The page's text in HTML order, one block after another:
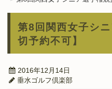
第8回関西女子シ
切予約不可】
2016年12月14日
垂水ゴルフ倶楽部